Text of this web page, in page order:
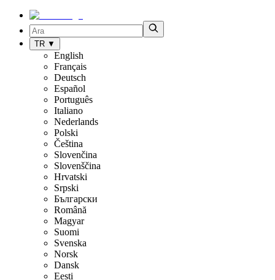
TR ▼
English
Français
Deutsch
Español
Português
Italiano
Nederlands
Polski
Čeština
Slovenčina
Slovenščina
Hrvatski
Srpski
Български
Română
Magyar
Suomi
Svenska
Norsk
Dansk
Eesti